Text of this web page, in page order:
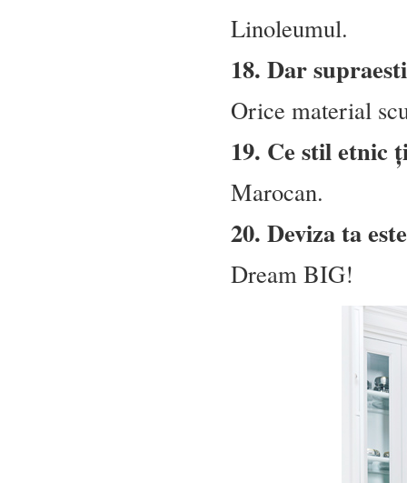
Linoleumul.
18. Dar
Orice material
19. Ce stil etnic
Marocan.
20. Deviza ta
Dream BIG!